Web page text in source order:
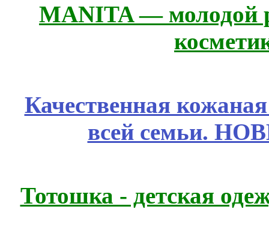
MANITA — молодой
Качественная
всей семьи.
Тотошка - детская